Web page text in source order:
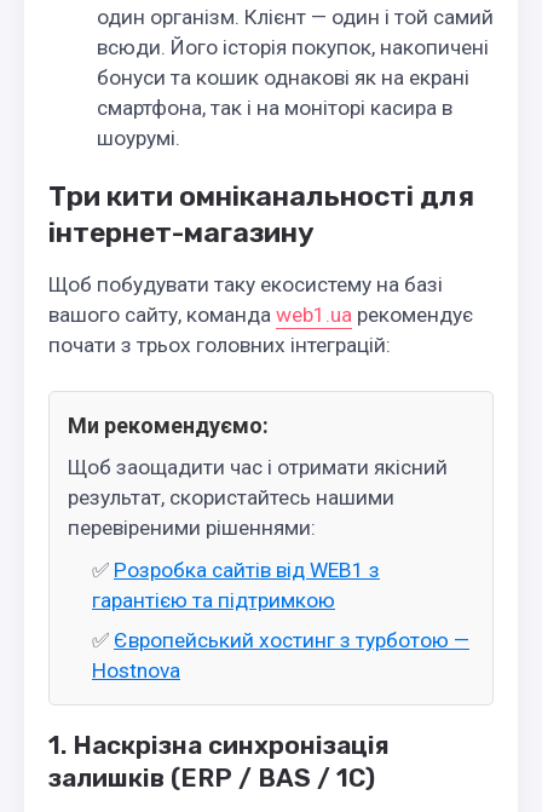
один організм. Клієнт — один і той самий
всюди. Його історія покупок, накопичені
бонуси та кошик однакові як на екрані
смартфона, так і на моніторі касира в
шоурумі.
Три кити омніканальності для
інтернет-магазину
Щоб побудувати таку екосистему на базі
вашого сайту, команда web1.ua рекомендує
почати з трьох головних інтеграцій:
Ми рекомендуємо:
Щоб заощадити час і отримати якісний
результат, скористайтесь нашими
перевіреними рішеннями:
✅ Розробка сайтів від WEB1 з
гарантією та підтримкою
✅ Європейський хостинг з турботою —
Hostnova
1. Наскрізна синхронізація
залишків (ERP / BAS / 1С)